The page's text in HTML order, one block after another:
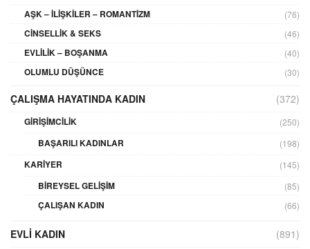
AŞK – İLIŞKILER – ROMANTIZM (76)
CINSELLIK & SEKS (46)
EVLILIK – BOŞANMA (40)
OLUMLU DÜŞÜNCE (30)
ÇALIŞMA HAYATINDA KADIN (372)
GIRIŞIMCILIK (250)
BAŞARILI KADINLAR (198)
KARIYER (145)
BIREYSEL GELIŞIM (85)
ÇALIŞAN KADIN (66)
EVLI KADIN (891)